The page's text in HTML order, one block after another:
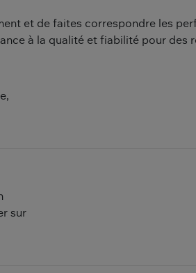
et de faites correspondre les
à la qualité et fiabilité pour des
sur